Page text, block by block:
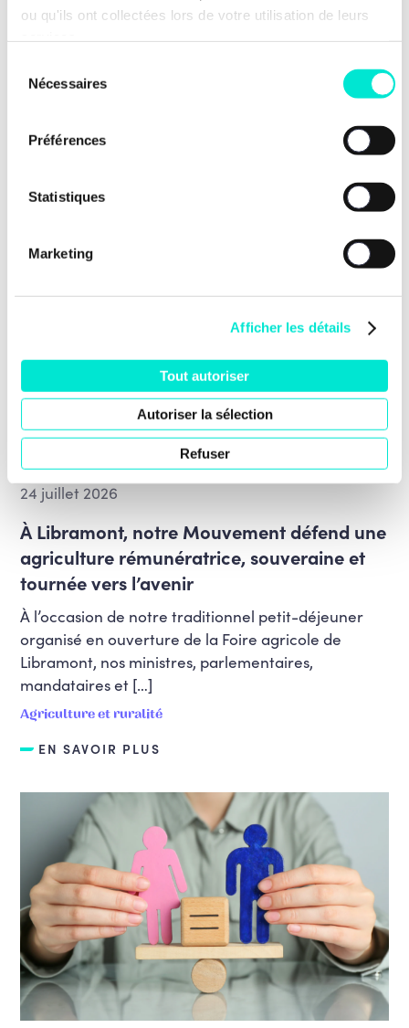
ou qu'ils ont collectées lors de votre utilisation de leurs
Nécessaires
Préférences
Statistiques
Marketing
Afficher les détails
Tout autoriser
Autoriser la sélection
Refuser
Nos dernières news
24 juillet 2026
À Libramont, notre Mouvement défend une
agriculture rémunératrice, souveraine et
tournée vers l’avenir
À l’occasion de notre traditionnel petit-déjeuner
organisé en ouverture de la Foire agricole de
Libramont, nos ministres, parlementaires,
mandataires et […]
Agriculture et ruralité
EN SAVOIR PLUS